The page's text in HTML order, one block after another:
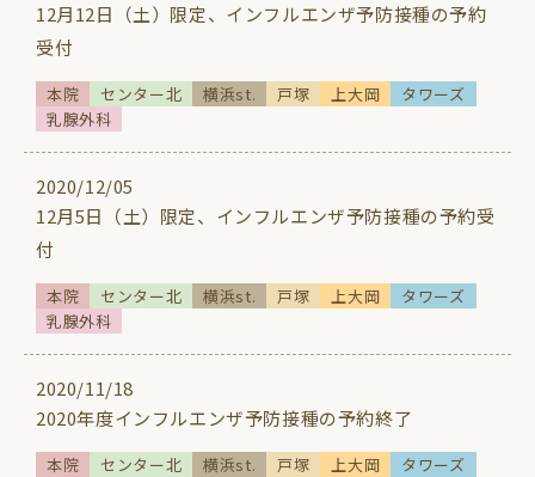
12月12日（土）限定、インフルエンザ予防接種の予約
受付
本院 センター北 横浜st. 戸塚 上大岡
タワーズ
乳腺外科
2020/12/05
12月5日（土）限定、インフルエンザ予防接種の予約受
付
本院 センター北 横浜st. 戸塚 上大岡
タワーズ
乳腺外科
2020/11/18
2020年度インフルエンザ予防接種の予約終了
本院 センター北 横浜st. 戸塚 上大岡
タワーズ